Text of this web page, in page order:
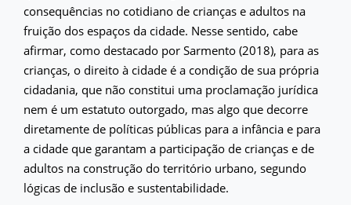
consequências no cotidiano de crianças e adultos na
fruição dos espaços da cidade. Nesse sentido, cabe
afirmar, como destacado por Sarmento (2018), para as
crianças, o direito à cidade é a condição de sua própria
cidadania, que não constitui uma proclamação jurídica
nem é um estatuto outorgado, mas algo que decorre
diretamente de políticas públicas para a infância e para
a cidade que garantam a participação de crianças e de
adultos na construção do território urbano, segundo
lógicas de inclusão e sustentabilidade.